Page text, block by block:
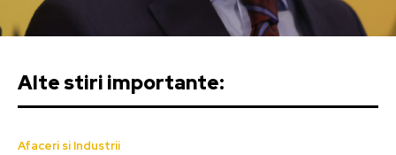
Alte stiri importante:
Afaceri si Industrii